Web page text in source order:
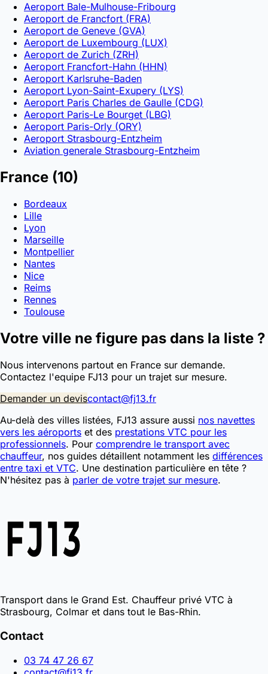
Aeroport Bale-Mulhouse-Fribourg
Aeroport de Francfort (FRA)
Aeroport de Geneve (GVA)
Aeroport de Luxembourg (LUX)
Aeroport de Zurich (ZRH)
Aeroport Francfort-Hahn (HHN)
Aeroport Karlsruhe-Baden
Aeroport Lyon-Saint-Exupery (LYS)
Aeroport Paris Charles de Gaulle (CDG)
Aeroport Paris-Le Bourget (LBG)
Aeroport Paris-Orly (ORY)
Aeroport Strasbourg-Entzheim
Aviation generale Strasbourg-Entzheim
France (10)
Bordeaux
Lille
Lyon
Marseille
Montpellier
Nantes
Nice
Reims
Rennes
Toulouse
Votre ville ne figure pas dans la liste ?
Nous intervenons partout en France sur demande.
Contactez l'equipe FJ13 pour un trajet sur mesure.
Demander un deviscontact@fj13.fr
Au-delà des villes listées, FJ13 assure aussi nos navettes
vers les aéroports et des prestations VTC pour les
professionnels. Pour comprendre le transport avec
chauffeur, nos guides détaillent notamment les différences
entre taxi et VTC. Une destination particulière en tête ?
N'hésitez pas à parler de votre trajet sur mesure.
Transport dans le Grand Est. Chauffeur privé VTC à
Strasbourg, Colmar et dans tout le Bas-Rhin.
Contact
03 74 47 26 67